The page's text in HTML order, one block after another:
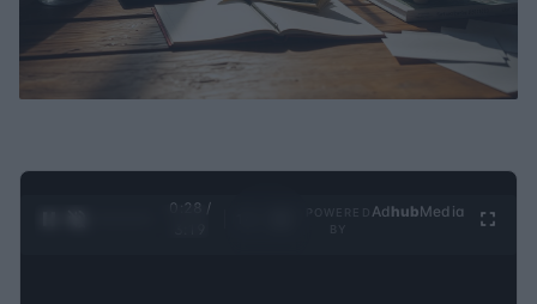
0:28 /
Ad hubMedia